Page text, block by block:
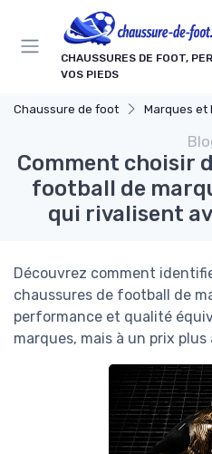
CHAUSSURES DE FOOT,
VOS PIEDS
Chaussure de foot Marques et
Comment choisir
football de
qui rivalisent
Découvrez comment
chaussures de football de
performance et qualité
marques, mais à un prix plus
Panneau de gestion des cookies